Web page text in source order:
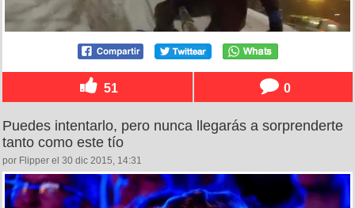
51 0
Puedes intentarlo, pero nunca llegarás a sorprenderte
tanto como este tío
por Flipper el 30 dic 2015, 14:31